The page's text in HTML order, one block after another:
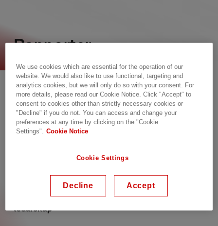
Rapporter
Kontrollera insamlingen av rapporter från Hitachi
Energy-team runt om i världen. Dessa rapporter
presenterar framåtblickande perspektiv och
policyrelevanta insikter som informerar
beslutsfattandet och bidrar till att forma en hållbar
energiframtid.
Rasterlåst? AI:s energiaptit
Kraftsystem är nu avgörande för globalt AI-
ledarskap
We use cookies which are essential for the operation of our
website. We would also like to use functional, targeting and
analytics cookies, but we will only do so with your consent. For
more details, please read our Cookie Notice. Click "Accept" to
consent to cookies other than strictly necessary cookies or
"Decline" if you do not. You can access and change your
preferences at any time by clicking on the "Cookie
Settings". Cookie Notice
Cookie Settings
Decline Accept